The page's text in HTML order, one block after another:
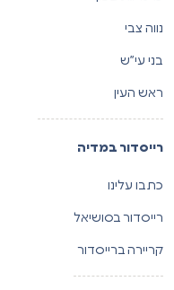
נווה צבי
בני עי”ש
ראש העין
רייסדור במדיה
כתבו עלינו
רייסדור בסושיאל
קריירה ברייסדור